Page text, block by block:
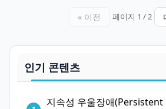
« 이전 페이지 1 / 2
인기 콘텐츠
지속성 우울장애